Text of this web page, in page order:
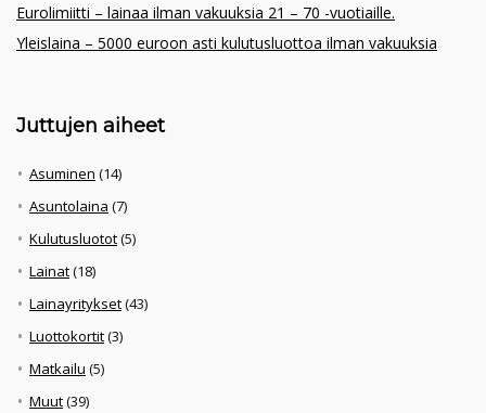
Eurolimiitti – lainaa ilman vakuuksia 21 – 70 -vuotiaille.
Yleislaina – 5000 euroon asti kulutusluottoa ilman vakuuksia
Juttujen aiheet
Asuminen (14)
Asuntolaina (7)
Kulutusluotot(5)
Lainat(18)
Lainayritykset(43)
Luottokortit(3)
Matkailu (5)
Muut(39)